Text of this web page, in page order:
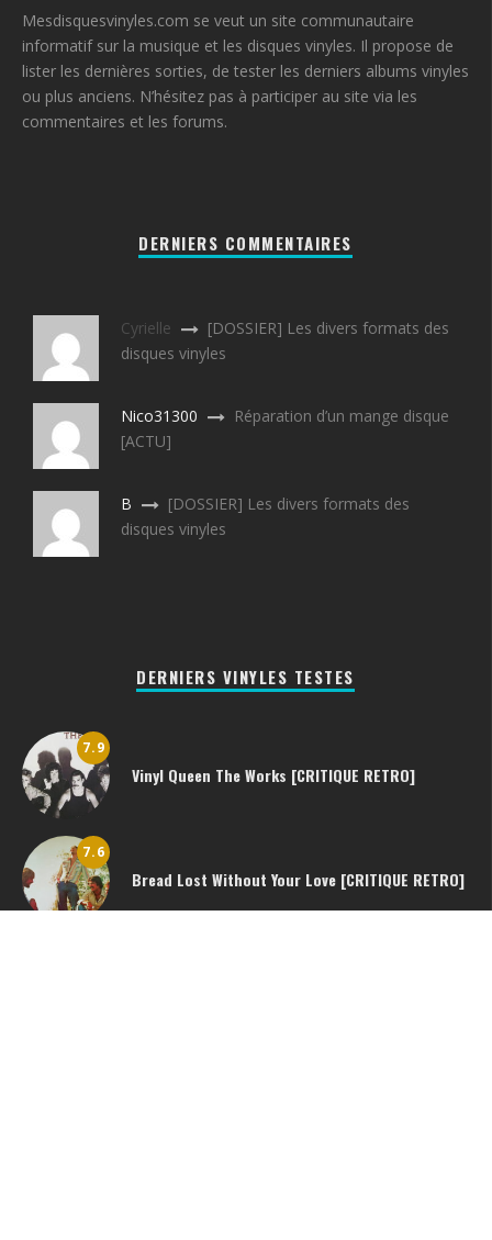
Mesdisquesvinyles.com se veut un site communautaire
informatif sur la musique et les disques vinyles. Il propose de
lister les dernières sorties, de tester les derniers albums vinyles
ou plus anciens. N’hésitez pas à participer au site via les
commentaires et les forums.
DERNIERS COMMENTAIRES
Cyrielle
[DOSSIER] Les divers formats des
disques vinyles
Nico31300
Réparation d’un mange disque
[ACTU]
B
[DOSSIER] Les divers formats des
disques vinyles
DERNIERS VINYLES TESTES
7.9
Vinyl Queen The Works [CRITIQUE RETRO]
7.6
Bread Lost Without Your Love [CRITIQUE RETRO]